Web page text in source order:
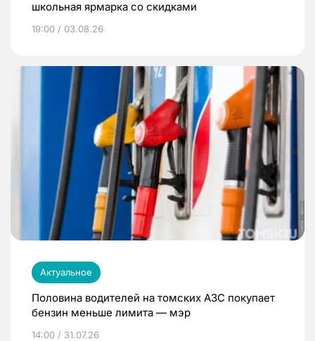
школьная ярмарка со скидками
19:00 / 03.08.26
Актуальное
Половина водителей на томских АЗС покупает
бензин меньше лимита — мэр
14:00 / 31.07.26